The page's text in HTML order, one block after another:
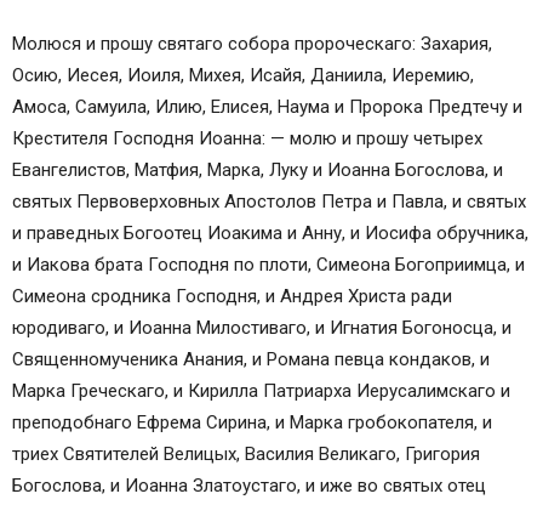
Молюся и прошу святаго собора пророческаго: Захария,
Осию, Иесея, Иоиля, Михея, Исайя, Даниила, Иеремию,
Амоса, Самуила, Илию, Елисея, Наума и Пророка Предтечу и
Крестителя Господня Иоанна: — молю и прошу четырех
Евангелистов, Матфия, Марка, Луку и Иоанна Богослова, и
святых Первоверховных Апостолов Петра и Павла, и святых
и праведных Богоотец Иоакима и Анну, и Иосифа обручника,
и Иакова брата Господня по плоти, Симеона Богоприимца, и
Симеона сродника Господня, и Андрея Христа ради
юродиваго, и Иоанна Милостиваго, и Игнатия Богоносца, и
Священномученика Анания, и Романа певца кондаков, и
Марка Греческаго, и Кирилла Патриарха Иерусалимскаго и
преподобнаго Ефрема Сирина, и Марка гробокопателя, и
триех Святителей Велицых, Василия Великаго, Григория
Богослова, и Иоанна Златоустаго, и иже во святых отец